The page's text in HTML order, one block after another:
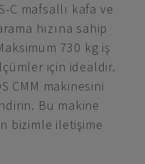
C mafsallı kafa ve
hızına sahip
730 kg iş
için idealdir.
CMM makinesini
Bu makine
bizimle iletişime